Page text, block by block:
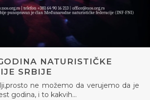
NATURISTIČKE
SRBIJE
ne možemo da verujemo da je
godina, i to kakvih…